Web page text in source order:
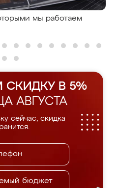
мы работаем
В 5%
АВГУСТА
сейчас, скидка
бюджет